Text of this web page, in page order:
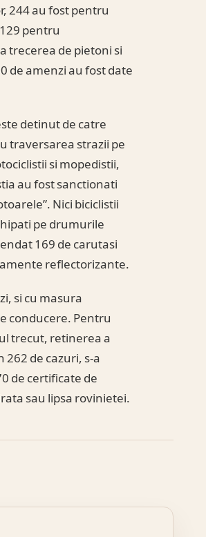
244 au fost pentru
pentru
trecerea de pietoni si
de amenzi au fost date
detinut de catre
traversarea strazii pe
si mopedistii,
au fost sanctionati
Nici biciclistii
pe drumurile
169 de carutasi
reflectorizante.
si cu masura
conducere. Pentru
trecut, retinerea a
de cazuri, s-a
de certificate de
sau lipsa rovinietei.